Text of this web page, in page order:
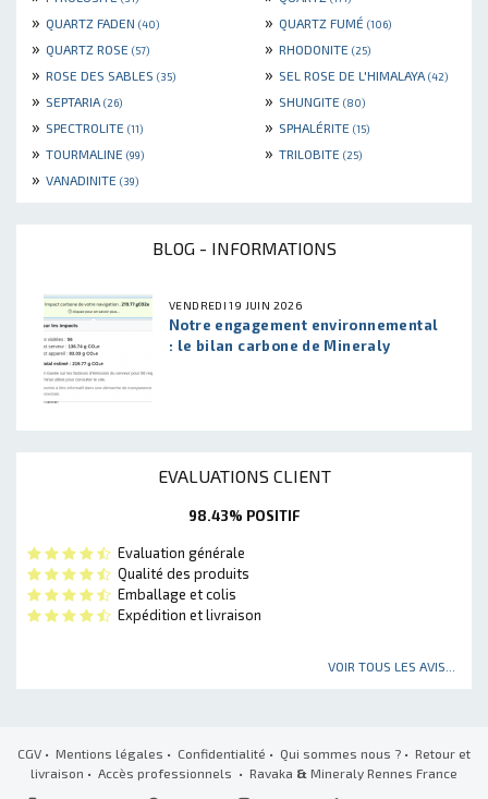
» QUARTZ FADEN (40) » QUARTZ FUMÉ (106)
» QUARTZ ROSE (57) » RHODONITE (25)
» ROSE DES SABLES (35) » SEL ROSE DE L'HIMALAYA (42)
» SEPTARIA (26) » SHUNGITE (80)
» SPECTROLITE (11) » SPHALÉRITE (15)
» TOURMALINE (99) » TRILOBITE (25)
» VANADINITE (39)
BLOG - INFORMATIONS
VENDREDI 19 JUIN 2026
Notre engagement environnemental
: le bilan carbone de Mineraly
EVALUATIONS CLIENT
98.43% POSITIF
Evaluation générale
Qualité des produits
Emballage et colis
Expédition et livraison
VOIR TOUS LES AVIS...
CGV • Mentions légales • Confidentialité • Qui sommes nous ? • Retour et
livraison • Accès professionnels • Ravaka & Mineraly Rennes France